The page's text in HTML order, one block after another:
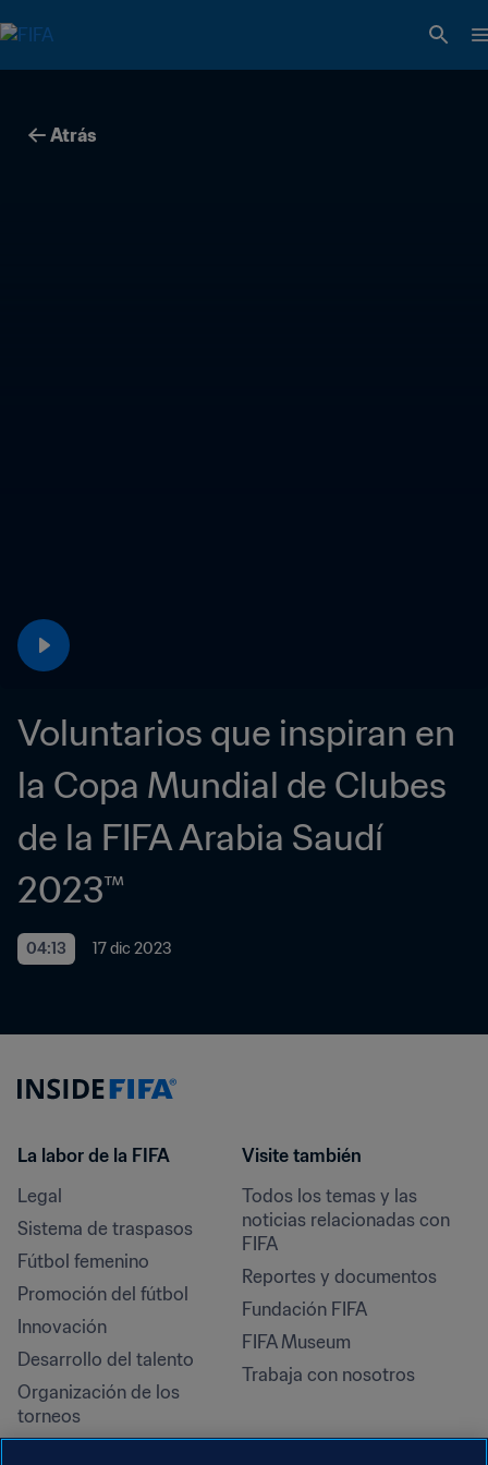
Atrás
Voluntarios que inspiran en
la Copa Mundial de Clubes
de la FIFA Arabia Saudí
2023™
04:13 17 dic 2023
La labor de la FIFA
Legal
Sistema de traspasos
Fútbol femenino
Promoción del fútbol
Innovación
Desarrollo del talento
Organización de los
torneos
Visite también
Todos los temas y las
noticias relacionadas con
FIFA
Reportes y documentos
Fundación FIFA
FIFA Museum
Trabaja con nosotros